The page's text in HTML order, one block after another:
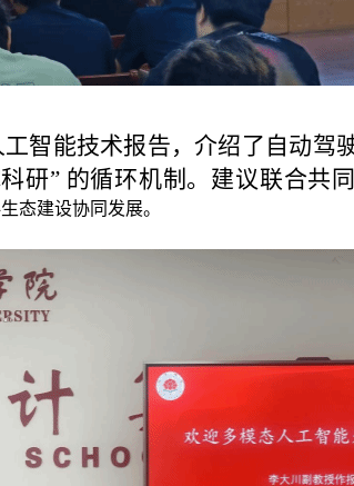
智能技术报告，介绍了自动驾
研” 的循环机制 。建议联合共
态建设协同发展。